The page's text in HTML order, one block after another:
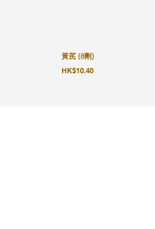
黃芪 (8劑)
HK$10.40